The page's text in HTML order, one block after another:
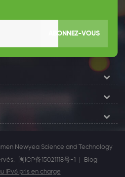
ABONNEZ-VOUS
Newyea Science and Technology
闽ICP备15021118号-1
Blog
IPv6 pris en charge